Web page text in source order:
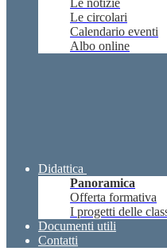
Le notizie
Le circolari
Calendario eventi
Albo online
Didattica
Panoramica
Offerta formativa
I progetti delle
Documenti utili
Contatti